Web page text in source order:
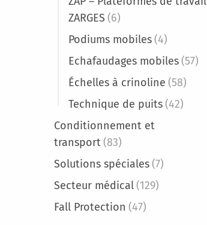
ZARGES (6)
Podiums mobiles(4)
Echafaudages mobiles(57)
Échelles à crinoline (58)
Technique de puits(42)
Conditionnement et
transport(83)
Solutions spéciales(7)
Secteur médical(129)
Fall Protection (47)